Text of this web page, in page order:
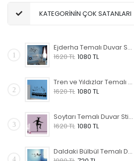
KATEGORİNİN ÇOK SATANLARI
1
Ejderha Temalı Duvar Sticker
1620 TL 1080 TL
2
Tren ve Yıldızlar Temalı Duvar Sticker
1620 TL 1080 TL
3
Soytarı Temalı Duvar Sticker
1620 TL 1080 TL
4
Daldaki Bülbül Temalı Duvar Sticker